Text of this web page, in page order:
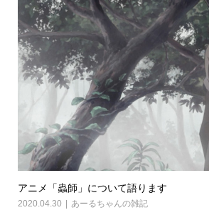
アニメ「蟲師」について語ります
2020.04.30 あーるちゃんの雑記